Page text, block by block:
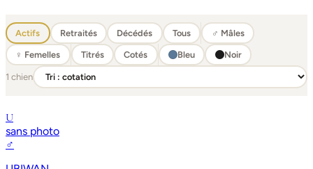
Actifs Retraités Décédés Tous ♂ Mâles
♀ Femelles Titrés Cotés Bleu Noir
1 chien
U
sans photo
♂